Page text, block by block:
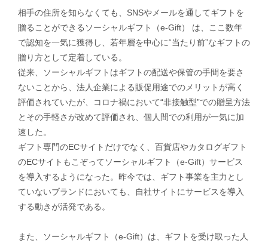
相手の住所を知らなくても、SNSやメールを通してギフトを
贈ることができるソーシャルギフト（e-Gift） は、ここ数年
で認知を一気に獲得し、若年層を中心に“当たり前”なギフトの
贈り方として定着している。
従来、ソーシャルギフトはギフトの配送や保管の手間を要さ
ないことから、法人企業による販促用途でのメリットが高く
評価されていたが、コロナ禍において“非接触型”での贈呈方法
とその手軽さが改めて評価され、個人間での利用が一気に加
速した。
ギフト専門のECサイトだけでなく、百貨店やカタログギフト
のECサイトもこぞってソーシャルギフト（e-Gift）サービス
を導入するようになった。昨今では、ギフト事業を主力とし
ていないブランドにおいても、自社サイトにサービスを導入
する動きが活発である。
また、ソーシャルギフト（e-Gift）は、ギフトを受け取った人